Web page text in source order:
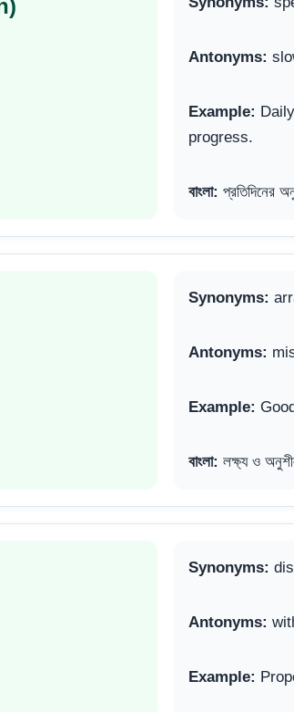
Antonyms:
Example:
progress.
বাংলা: প্রতিদিনের
Synonyms:
Antonyms:
Example:
বাংলা: লক্ষ্য ও
Synonyms:
Antonyms:
Example: